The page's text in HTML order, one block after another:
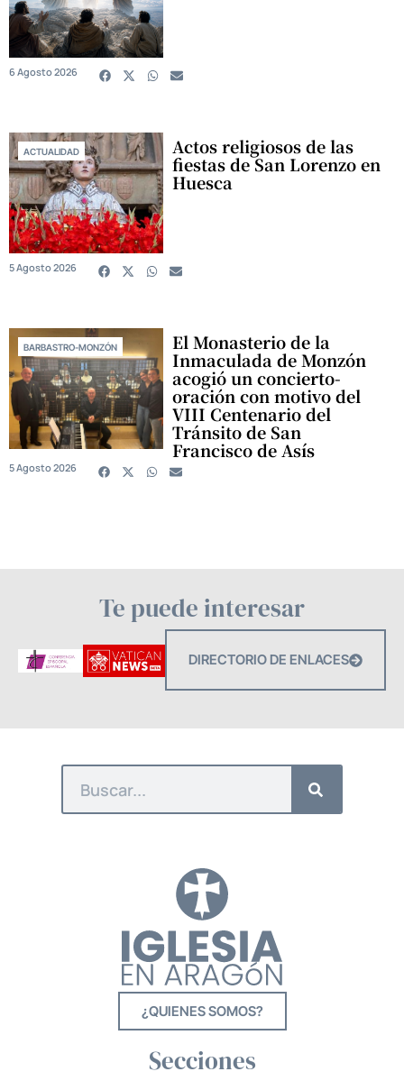
6 Agosto 2026
ACTUALIDAD Actos religiosos de las
fiestas de San Lorenzo en
Huesca
5 Agosto 2026
BARBASTRO-MONZÓN El Monasterio de la
Inmaculada de Monzón
acogió un concierto-
oración con motivo del
VIII Centenario del
Tránsito de San
Francisco de Asís
5 Agosto 2026
Te puede interesar
DIRECTORIO DE ENLACES
¿QUIENES SOMOS?
Secciones